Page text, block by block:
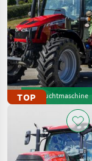
TOPGebrauchtmaschine